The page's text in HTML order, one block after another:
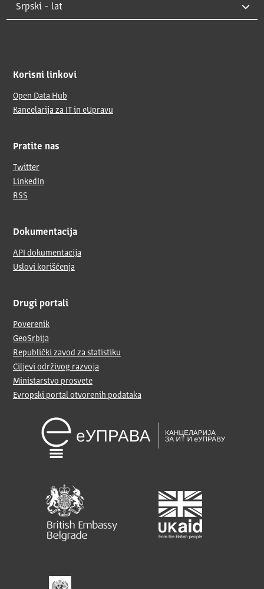
Korisni linkovi
Open Data Hub
Kancelarija za IT in eUpravu
Pratite nas
Twitter
LinkedIn
RSS
Dokumentacija
API dokumentacija
Uslovi korišćenja
Drugi portali
Poverenik
GeoSrbija
Republički zavod za statistiku
Ciljevi održivog razvoja
Ministarstvo prosvete
Evropski portal otvorenih podataka